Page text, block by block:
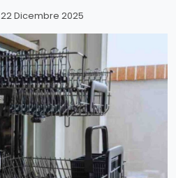
22 Dicembre 2025